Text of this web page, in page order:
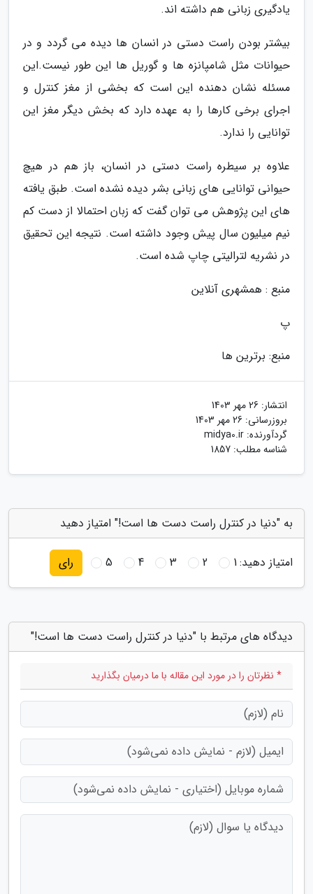
یادگیری زبانی هم داشته اند.
بیشتر بودن راست دستی در انسان ها دیده می گردد و در
حیوانات مثل شامپانزه ها و گوریل ها این طور نیست.این
مسئله نشان دهنده این است که بخشی از مغز کنترل و
اجرای برخی کارها را به عهده دارد که بخش دیگر مغز این
توانایی را ندارد.
علاوه بر سیطره راست دستی در انسان، باز هم در هیچ
حیوانی توانایی های زبانی بشر دیده نشده است. طبق یافته
های این پژوهش می توان گفت که زبان احتمالا از دست کم
نیم میلیون سال پیش وجود داشته است. نتیجه این تحقیق
در نشریه لترالیتی چاپ شده است.
منبع : همشهری آنلاین
پ
منبع: برترین ها
انتشار: 26 مهر 1403
بروزرسانی: 26 مهر 1403
گردآورنده: midya0.ir
شناسه مطلب: 1857
به "دنیا در کنترل راست دست ها است!" امتیاز دهید
امتیاز دهید:1
2
3
4
5 رای
دیدگاه های مرتبط با "دنیا در کنترل راست دست ها است!"
* نظرتان را در مورد این مقاله با ما درمیان بگذارید